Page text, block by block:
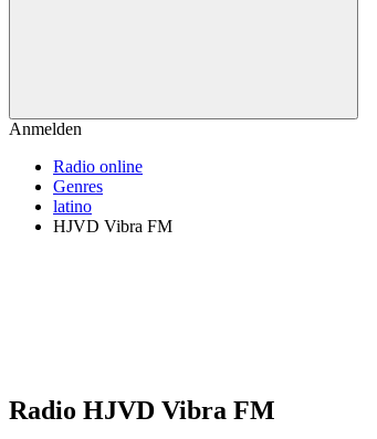
Anmelden
Radio online
Genres
latino
HJVD Vibra FM
Radio HJVD Vibra FM